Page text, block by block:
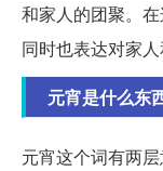
和家人的团聚。
同时也表达对家人
元宵是什么东
元宵这个词有两